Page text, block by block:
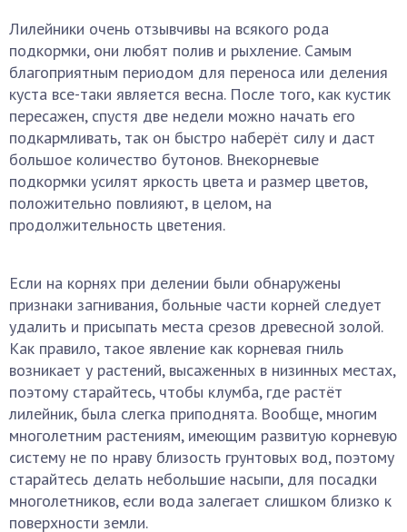
Лилейники очень отзывчивы на всякого рода
подкормки, они любят полив и рыхление. Самым
благоприятным периодом для переноса или деления
куста все-таки является весна. После того, как кустик
пересажен, спустя две недели можно начать его
подкармливать, так он быстро наберёт силу и даст
большое количество бутонов. Внекорневые
подкормки усилят яркость цвета и размер цветов,
положительно повлияют, в целом, на
продолжительность цветения.
Если на корнях при делении были обнаружены
признаки загнивания, больные части корней следует
удалить и присыпать места срезов древесной золой.
Как правило, такое явление как корневая гниль
возникает у растений, высаженных в низинных местах,
поэтому старайтесь, чтобы клумба, где растёт
лилейник, была слегка приподнята. Вообще, многим
многолетним растениям, имеющим развитую корневую
систему не по нраву близость грунтовых вод, поэтому
старайтесь делать небольшие насыпи, для посадки
многолетников, если вода залегает слишком близко к
поверхности земли.